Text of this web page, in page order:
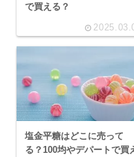
で買える？
塩金平糖はどこに売って
る？100均やデパートで買